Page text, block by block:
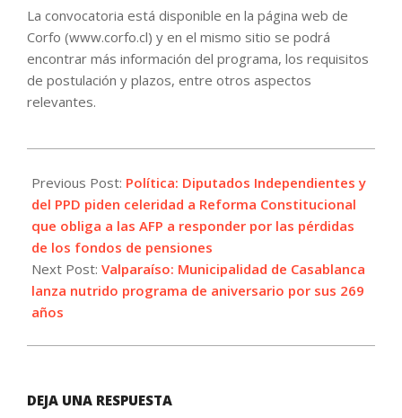
La convocatoria está disponible en la página web de
Corfo (www.corfo.cl) y en el mismo sitio se podrá
encontrar más información del programa, los requisitos
de postulación y plazos, entre otros aspectos
relevantes.
09-
30
Previous Post: Política: Diputados Independientes y
del PPD piden celeridad a Reforma Constitucional
que obliga a las AFP a responder por las pérdidas
de los fondos de pensiones
Next Post: Valparaíso: Municipalidad de Casablanca
lanza nutrido programa de aniversario por sus 269
años
DEJA UNA RESPUESTA